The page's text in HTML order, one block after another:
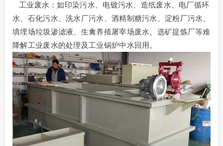
工业废水：如印染污水、电镀污水、造纸废水、电厂循环
水、石化污水、洗水厂污水、酒精制糖污水、淀粉厂污水、
填埋场垃圾渗滤液、生禽养殖屠宰场废水、选矿提炼厂等难
降解工业废水的处理及工业锅炉中水回用。